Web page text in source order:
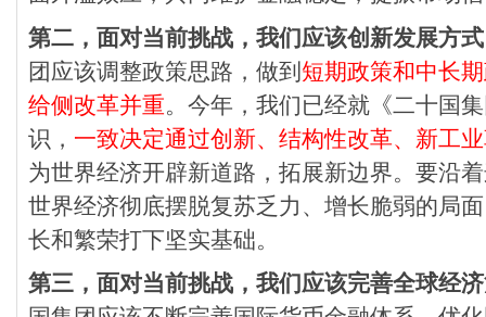
第二，面对当前挑战，我们应该创新发展方
团应该调整政策思路，做到短期政策和中长
给侧改革并重 。今年，我们已经就《二十国
识， 一致决定通过创新、结构性改革、新工
为世界经济开辟新道路，拓展新边界。要沿
世界经济彻底摆脱复苏乏力、增长脆弱的局
长和繁荣打下坚实基础。
第三，面对当前挑战，我们应该完善全球经